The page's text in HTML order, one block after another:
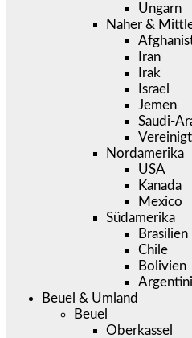
Ungarn
Naher &
Iran
Irak
Israel
Jemen
Saudi-
Nordamerika
USA
Kanada
Mexico
Südamerika
Brasilien
Chile
Bolivien
Beuel & Umland
Beuel
Oberkassel